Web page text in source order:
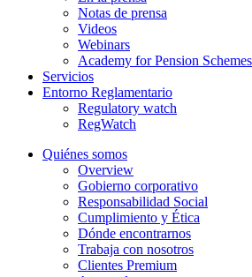
Notas de prensa
Videos
Webinars
Academy for Pension
Servicios
Entorno Reglamentario
Regulatory watch
RegWatch
Quiénes somos
Overview
Gobierno corporativo
Responsabilidad Social
Cumplimiento y Ética
Dónde encontrarnos
Trabaja con nosotros
Clientes Premium